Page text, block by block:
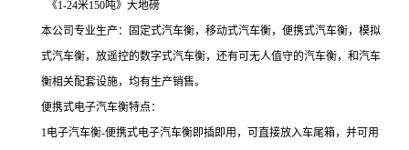
《1-24米150吨》大地磅
本公司专业生产：
固定式汽车衡，移动式汽车衡，便携式汽车衡，模拟
式汽车衡，放遥控的数字式汽车衡，还有可无人值守的汽车衡，和汽车
衡相关配套设施，均有生产销售。
便携式电子汽车衡特点：
1电子汽车衡-便携式电子汽车衡即插即用，可直接放入车尾箱，并可用